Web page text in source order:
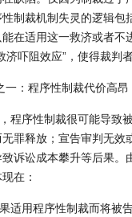
制裁机制失灵的逻辑
在适用这一救济或者不
济吓阻效应”，使得裁判
一：程序性制裁代价高昂
程序性制裁很可能导致
罪释放；宣告审判无
诉讼成本攀升等后果
在：
适用程序性制裁而将被